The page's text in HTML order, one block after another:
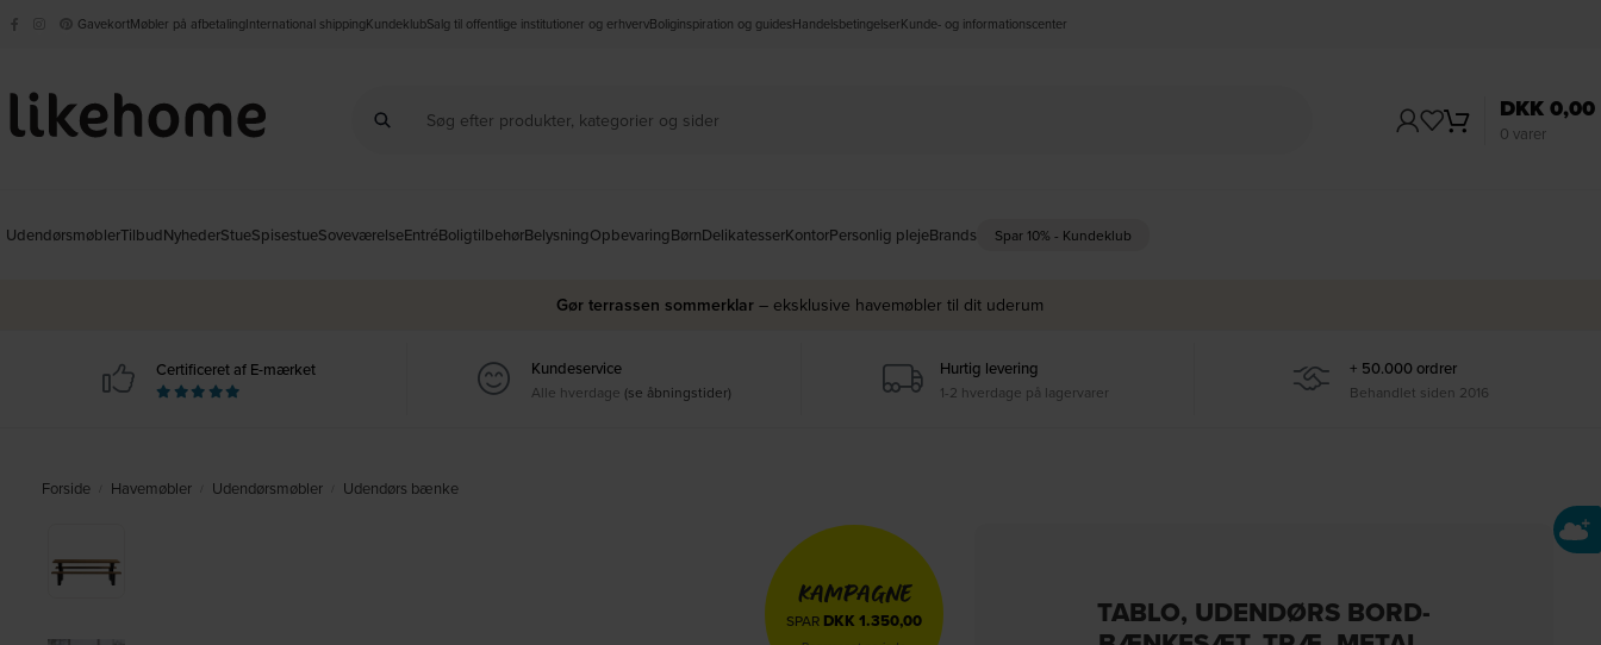
GavekortMøbler på afbetalingInternational shippingKundeklubSalg til offentlige institutioner og erhvervBoliginspiration og guidesHandelsbetingelserKunde- og informationscenter
0 varer
DKK0,00
UdendørsmøblerTilbudNyhederStueSpisestueSoveværelseEntréBoligtilbehørBelysningOpbevaringBørnDelikatesserKontorPersonlig plejeBrands Spar 10% - Kundeklub
Gør terrassen sommerklar – eksklusive havemøbler til dit uderum
Certificeret af E-mærket Kundeservice
Alle hverdage (se åbningstider)
Hurtig levering
1-2 hverdage på lagervarer
+ 50.000 ordrer
Behandlet siden 2016
Forside Havemøbler Udendørsmøbler Udendørs bænke
KAMPAGNE
SPAR DKK 1.350,00
TABLO, UDENDØRS BORD-